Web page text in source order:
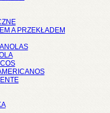
A PRZEKŁADEM